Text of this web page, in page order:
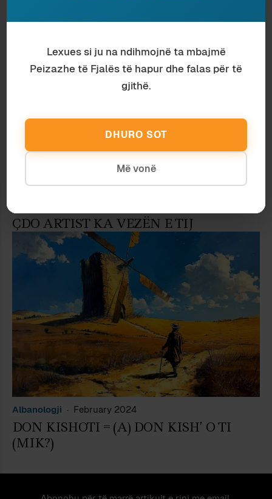
MODERNE
ÇDO ARTIST KA VEZËN E TIJ
Albanologji February 2024
DON KISHOTI = (A) DON KISH’ O TI
(MIK?)
Lexues si ju na ndihmojnë ta mbajmë
Peizazhe të Fjalës të hapur dhe falas për të
gjithë.
DHURO SOT
Më vonë